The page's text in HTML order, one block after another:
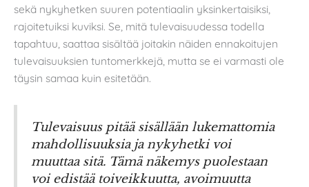
sekä nykyhetken suuren potentiaalin yksinkertaisiksi,
rajoitetuiksi kuviksi. Se, mitä tulevaisuudessa todella
tapahtuu, saattaa sisältää joitakin näiden ennakoitujen
tulevaisuuksien tuntomerkkejä, mutta se ei varmasti ole
täysin samaa kuin esitetään.
Tulevaisuus pitää sisällään lukemattomia
mahdollisuuksia ja nykyhetki voi
muuttaa sitä. Tämä näkemys puolestaan ​​
voi edistää toiveikkuutta, avoimuutta